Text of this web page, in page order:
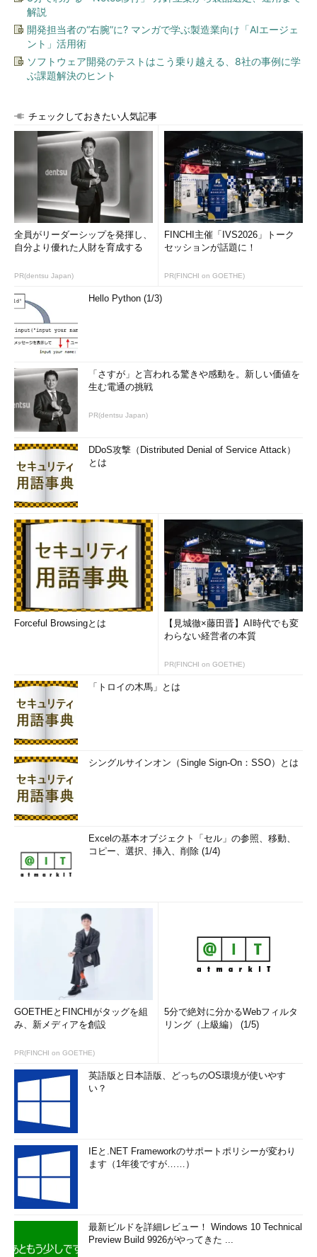
解説
開発担当者の“右腕”に? マンガで学ぶ製造業向け「AIエージェ
ント」活用術
ソフトウェア開発のテストはこう乗り越える、8社の事例に学
ぶ課題解決のヒント
チェックしておきたい人気記事
全員がリーダーシップを発揮し、
自分より優れた人財を育成する
PR(dentsu Japan)
FINCHI主催「IVS2026」トーク
セッションが話題に！
PR(FINCHI on GOETHE)
Hello Python (1/3)
「さすが」と言われる驚きや感動を。新しい価値を
生む電通の挑戦
PR(dentsu Japan)
DDoS攻撃（Distributed Denial of Service Attack）
とは
Forceful Browsingとは
【見城徹×藤田晋】AI時代でも変
わらない経営者の本質
PR(FINCHI on GOETHE)
「トロイの木馬」とは
シングルサインオン（Single Sign-On：SSO）とは
Excelの基本オブジェクト「セル」の参照、移動、
コピー、選択、挿入、削除 (1/4)
GOETHEとFINCHIがタッグを組
み、新メディアを創設
PR(FINCHI on GOETHE)
5分で絶対に分かるWebフィルタ
リング（上級編） (1/5)
英語版と日本語版、どっちのOS環境が使いやす
い？
IEと.NET Frameworkのサポートポリシーが変わり
ます（1年後ですが……）
最新ビルドを詳細レビュー！ Windows 10 Technical
Preview Build 9926がやってきた ...